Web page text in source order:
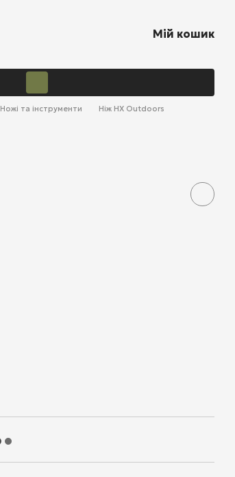
Мій кошик
Ножі та інструменти Ніж HX Outdoors